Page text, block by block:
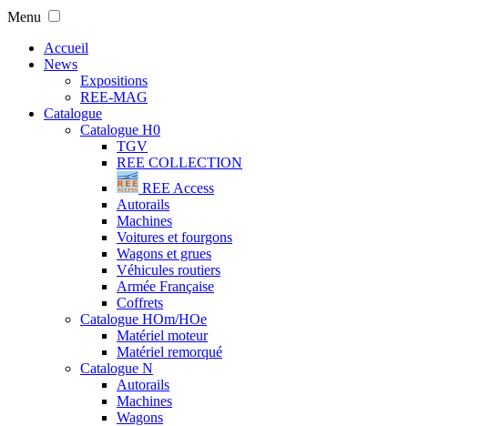
Menu
Accueil
News
Expositions
REE-MAG
Catalogue
Catalogue H0
TGV
REE COLLECTION
REE Access
Autorails
Machines
Voitures et fourgons
Wagons et grues
Véhicules routiers
Armée Française
Coffrets
Catalogue HOm/HOe
Matériel moteur
Matériel remorqué
Catalogue N
Autorails
Machines
Wagons